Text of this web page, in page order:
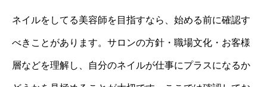
ネイルをしてる美容師を目指すなら、始める前に確認す
べきことがあります。サロンの方針・職場文化・お客様
層などを理解し、自分のネイルが仕事にプラスになるか